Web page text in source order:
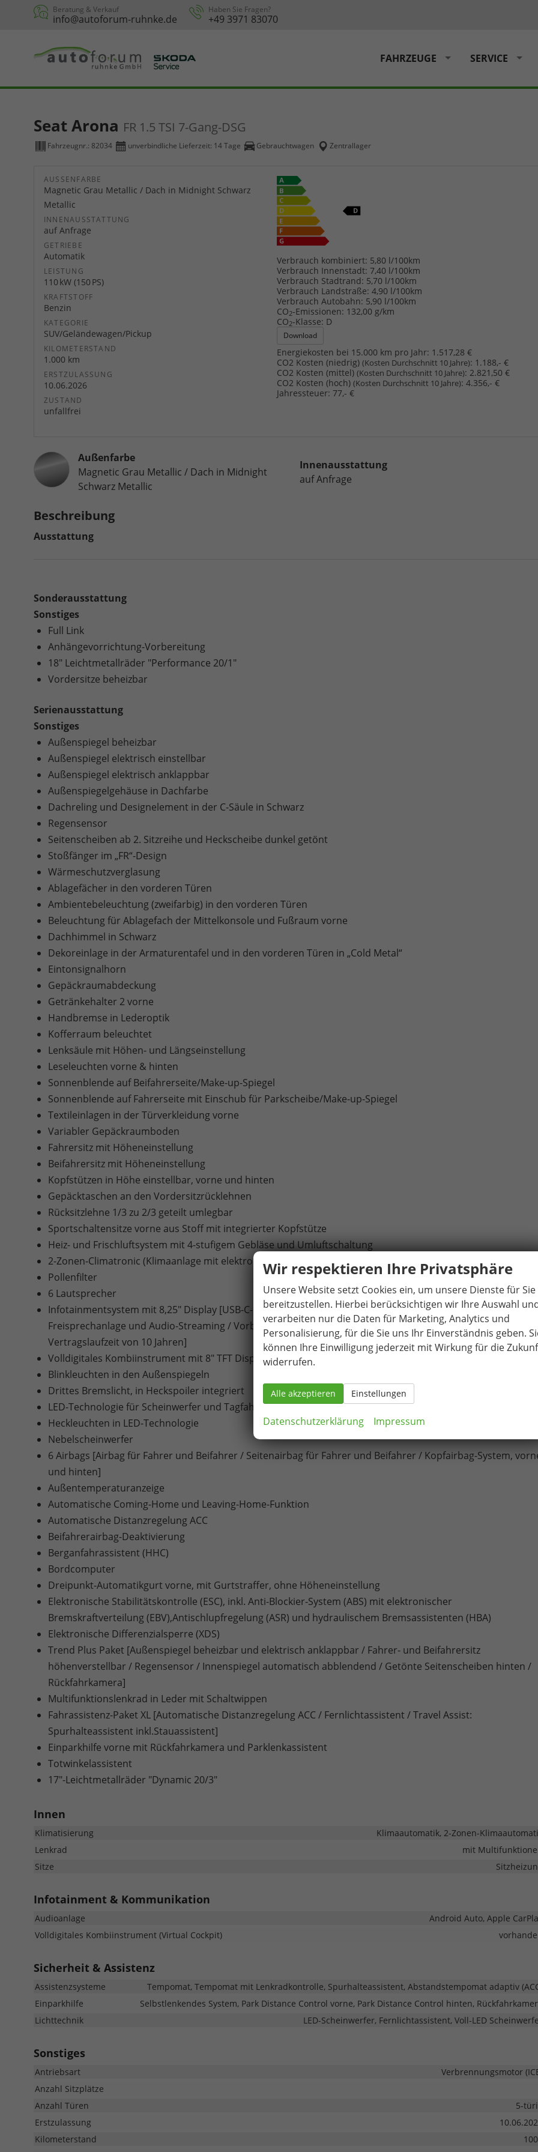
Beratung & Verkauf
info@autoforum-ruhnke.de
Haben Sie Fragen?
+49 3971 83070
FAHRZEUGE SERVICE
Seat Arona FR 1.5 TSI 7-Gang-DSG
Fahrzeugnr.: 82034 unverbindliche Lieferzeit: 14 Tage Gebrauchtwagen Zentrallager
AUSSENFARBE
Magnetic Grau Metallic / Dach in Midnight Schwarz
Metallic
INNENAUSSTATTUNG
auf Anfrage
GETRIEBE
Automatik
LEISTUNG
110 kW (150 PS)
KRAFTSTOFF
Benzin
KATEGORIE
SUV/Geländewagen/Pickup
KILOMETERSTAND
1.000 km
ERSTZULASSUNG
10.06.2026
ZUSTAND
unfallfrei
Verbrauch kombiniert: 5,80 l/100km
Verbrauch Innenstadt: 7,40 l/100km
Verbrauch Stadtrand: 5,70 l/100km
Verbrauch Landstraße: 4,90 l/100km
Verbrauch Autobahn: 5,90 l/100km
CO2-Emissionen: 132,00 g/km
CO2-Klasse: D
Download
Energiekosten bei 15.000 km pro Jahr: 1.517,28 €
CO2 Kosten (niedrig) (Kosten Durchschnitt 10 Jahre): 1.188,- €
CO2 Kosten (mittel) (Kosten Durchschnitt 10 Jahre): 2.821,50 €
CO2 Kosten (hoch) (Kosten Durchschnitt 10 Jahre): 4.356,- €
Jahressteuer: 77,- €
Außenfarbe
Magnetic Grau Metallic / Dach in Midnight
Schwarz Metallic
Innenausstattung
auf Anfrage
Beschreibung
Ausstattung
Sonderausstattung
Sonstiges
Full Link
Anhängevorrichtung-Vorbereitung
18" Leichtmetallräder "Performance 20/1"
Vordersitze beheizbar
Serienausstattung
Sonstiges
Außenspiegel beheizbar
Außenspiegel elektrisch einstellbar
Außenspiegel elektrisch anklappbar
Außenspiegelgehäuse in Dachfarbe
Dachreling und Designelement in der C-Säule in Schwarz
Regensensor
Seitenscheiben ab 2. Sitzreihe und Heckscheibe dunkel getönt
Stoßfänger im „FR“-Design
Wärmeschutzverglasung
Ablagefächer in den vorderen Türen
Ambientebeleuchtung (zweifarbig) in den vorderen Türen
Beleuchtung für Ablagefach der Mittelkonsole und Fußraum vorne
Dachhimmel in Schwarz
Dekoreinlage in der Armaturentafel und in den vorderen Türen in „Cold Metal“
Eintonsignalhorn
Gepäckraumabdeckung
Getränkehalter 2 vorne
Handbremse in Lederoptik
Kofferraum beleuchtet
Lenksäule mit Höhen- und Längseinstellung
Leseleuchten vorne & hinten
Sonnenblende auf Beifahrerseite/Make-up-Spiegel
Sonnenblende auf Fahrerseite mit Einschub für Parkscheibe/Make-up-Spiegel
Textileinlagen in der Türverkleidung vorne
Variabler Gepäckraumboden
Fahrersitz mit Höheneinstellung
Beifahrersitz mit Höheneinstellung
Kopfstützen in Höhe einstellbar, vorne und hinten
Gepäcktaschen an den Vordersitzrücklehnen
Rücksitzlehne 1/3 zu 2/3 geteilt umlegbar
Sportschaltensitze vorne aus Stoff mit integrierter Kopfstütze
Heiz- und Frischluftsystem mit 4-stufigem Gebläse und Umluftschaltung
2-Zonen-Climatronic (Klimaanlage mit elektronischer Temperaturregelung)
Pollenfilter
6 Lautsprecher
Infotainmentsystem mit 8,25" Display [USB-C-Schnittstelle / Bluetooth-Schnittstelle mit integrierter
Freisprechanlage und Audio-Streaming / Vorbereitet für die Aktivierung von SEAT CONNECT mit kostenloser
Vertragslaufzeit von 10 Jahren]
Volldigitales Kombiinstrument mit 8" TFT Display
Blinkleuchten in den Außenspiegeln
Drittes Bremslicht, in Heckspoiler integriert
LED-Technologie für Scheinwerfer und Tagfahrlicht
Heckleuchten in LED-Technologie
Nebelscheinwerfer
6 Airbags [Airbag für Fahrer und Beifahrer / Seitenairbag für Fahrer und Beifahrer / Kopfairbag-System,
und hinten]
Außentemperaturanzeige
Automatische Coming-Home und Leaving-Home-Funktion
Automatische Distanzregelung ACC
Beifahrerairbag-Deaktivierung
Berganfahrassistent (HHC)
Bordcomputer
Dreipunkt-Automatikgurt vorne, mit Gurtstraffer, ohne Höheneinstellung
Elektronische Stabilitätskontrolle (ESC), inkl. Anti-Blockier-System (ABS) mit elektronischer
Bremskraftverteilung (EBV),Antischlupfregelung (ASR) und hydraulischem Bremsassistenten (HBA)
Elektronische Differenzialsperre (XDS)
Trend Plus Paket [Außenspiegel beheizbar und elektrisch anklappbar / Fahrer- und Beifahrersitz
höhenverstellbar / Regensensor / Innenspiegel automatisch abblendend / Getönte Seitenscheiben hinten /
Rückfahrkamera]
Multifunktionslenkrad in Leder mit Schaltwippen
Fahrassistenz-Paket XL [Automatische Distanzregelung ACC / Fernlichtassistent / Travel Assist:
Spurhalteassistent inkl.Stauassistent]
Einparkhilfe vorne mit Rückfahrkamera und Parklenkassistent
Totwinkelassistent
17"-Leichtmetallräder "Dynamic 20/3"
Innen
Klimatisierung
Klimaautomatik, 2-Zonen-
Lenkrad
mit
Sitze
Infotainment & Kommunikation
Audioanlage
Android Auto, Apple
Volldigitales Kombiinstrument (Virtual Cockpit)
Sicherheit & Assistenz
Assistenzsysteme
Tempomat, Tempomat mit Lenkradkontrolle, Spurhalteassistent, Abstandstempomat adaptiv
Einparkhilfe
Selbstlenkendes System, Park Distance Control vorne, Park Distance Control hinten,
Lichttechnik
LED-Scheinwerfer, Fernlichtassistent, Voll-LED
Sonstiges
Antriebsart
Verbrennungsmotor
Anzahl Sitzplätze
Anzahl Türen
5-
Erstzulassung
Kilometerstand
Wir respektieren Ihre Privatsphäre
Unsere Website setzt Cookies ein, um unsere Dienste für Sie
bereitzustellen. Hierbei berücksichtigen wir Ihre Auswahl
verarbeiten nur die Daten für Marketing, Analytics und
Personalisierung, für die Sie uns Ihr Einverständnis geben.
können Ihre Einwilligung jederzeit mit Wirkung für die
widerrufen.
Alle akzeptieren Einstellungen
Datenschutzerklärung Impressum